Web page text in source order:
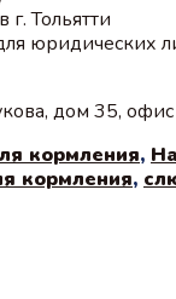
Тольятти
юридических
дом 35,
кормления,
кормления,